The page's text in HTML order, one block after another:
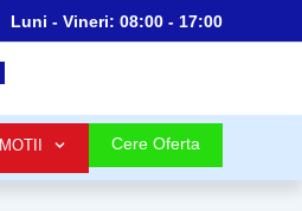
Luni - Vineri: 08:00 - 17:00
Cere Oferta